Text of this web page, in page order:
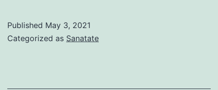
Published May 3, 2021
Categorized as Sanatate